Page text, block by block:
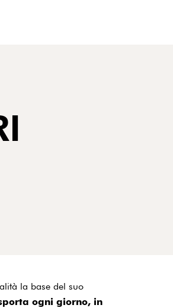
la base del suo
ogni giorno, in